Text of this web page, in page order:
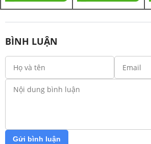
BÌNH LUẬN
Gửi bình luận